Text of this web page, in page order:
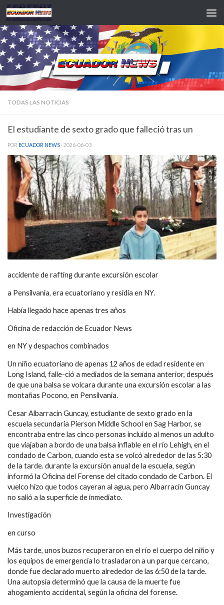
Saltar al contenido
TODAS LAS NOTICIAS
El estudiante de sexto grado que falleció tras un
POR ECUADOR NEWS · 2026-06-03
accidente de rafting durante excursión escolar
a Pensilvania, era ecuatoriano y residía en NY.
Había llegado hace apenas tres años
Oficina de redacción de Ecuador News
en NY y despachos combinados
Un niño ecuatoriano de apenas 12 años de edad residente en
Long Island, falle-ció a mediados de la semana anterior, después
de que una balsa se volcara durante una excursión escolar a las
montañas Pocono, en Pensilvania.
Cesar Albarracín Guncay, estudiante de sexto grado en la
escuela secundaria Pierson Middle School en Sag Harbor, se
encontraba entre las cinco personas incluido al menos un adulto
que viajaban a bordo de una balsa inflable en el río Lehigh, en el
condado de Carbon, cuando esta se volcó alrededor de las 5:30
de la tarde. durante la excursión anual de la escuela, según
informó la Oficina del Forense del citado condado de Carbon. El
vuelco hizo que todos cayeran al agua, pero Albarracín Guncay
no salió a la superficie de inmediato.
Investigación
en curso
Más tarde, unos buzos recuperaron en el río el cuerpo del niño y
los equipos de emergencia lo trasladaron a un parque cercano,
donde fue declarado muerto alrededor de las 6:50 de la tarde.
Una autopsia determinó que la causa de la muerte fue
ahogamiento accidental, según la oficina del forense.